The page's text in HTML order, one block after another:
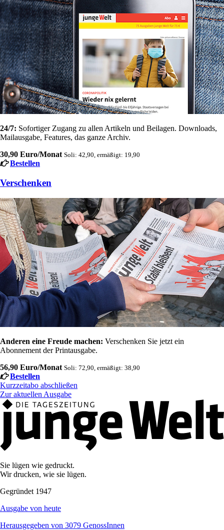
24/7: Sofortiger Zugang zu allen Artikeln und Beilagen. Downloads,
Mailausgabe, Features, das ganze Archiv.
30,90 Euro/Monat Soli: 42,90, ermäßigt: 19,90
Bestellen
Verschenken
Anderen eine Freude machen: Verschenken Sie jetzt ein
Abonnement der Printausgabe.
56,90 Euro/Monat Soli: 72,90, ermäßigt: 38,90
Bestellen
Kurzzeitabo abschließen
Zur aktuellen Ausgabe
Sie lügen wie gedruckt.
Wir drucken, wie sie lügen.
Gegründet 1947
Ausgabe von heute
Herausgegeben von 3079 GenossInnen